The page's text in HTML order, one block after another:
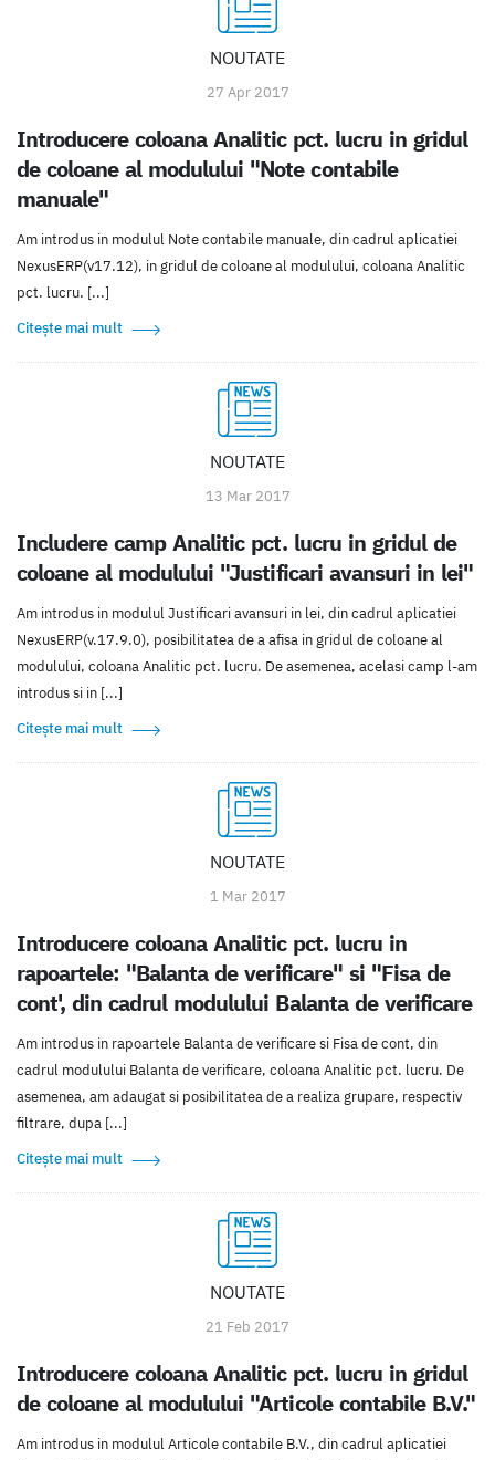
NOUTATE
27 Apr 2017
Introducere coloana Analitic pct. lucru in gridul
de coloane al modulului "Note contabile
manuale"
Am introdus in modulul Note contabile manuale, din cadrul aplicatiei
NexusERP(v17.12), in gridul de coloane al modulului, coloana Analitic
pct. lucru. [...]
Citește mai mult
NOUTATE
13 Mar 2017
Includere camp Analitic pct. lucru in gridul de
coloane al modulului "Justificari avansuri in lei"
Am introdus in modulul Justificari avansuri in lei, din cadrul aplicatiei
NexusERP(v.17.9.0), posibilitatea de a afisa in gridul de coloane al
modulului, coloana Analitic pct. lucru. De asemenea, acelasi camp l-am
introdus si in [...]
Citește mai mult
NOUTATE
1 Mar 2017
Introducere coloana Analitic pct. lucru in
rapoartele: "Balanta de verificare" si "Fisa de
cont', din cadrul modulului Balanta de verificare
Am introdus in rapoartele Balanta de verificare si Fisa de cont, din
cadrul modulului Balanta de verificare, coloana Analitic pct. lucru. De
asemenea, am adaugat si posibilitatea de a realiza grupare, respectiv
filtrare, dupa [...]
Citește mai mult
NOUTATE
21 Feb 2017
Introducere coloana Analitic pct. lucru in gridul
de coloane al modulului "Articole contabile B.V."
Am introdus in modulul Articole contabile B.V., din cadrul aplicatiei